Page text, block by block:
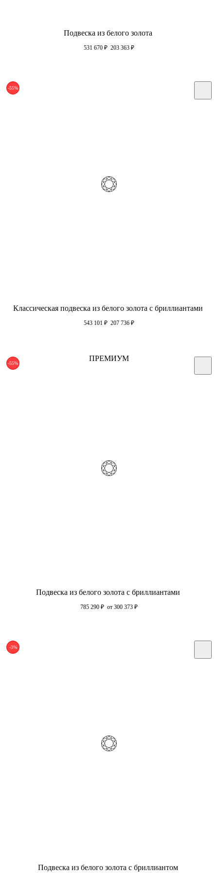
Подвеска из белого золота
531 670 ₽ 203 363 ₽
-55%
Классическая подвеска из белого золота с бриллиантами
543 101 ₽ 207 736 ₽
-55%
ПРЕМИУМ
Подвеска из белого золота с бриллиантами
785 290 ₽ от 300 373 ₽
-3%
Подвеска из белого золота с бриллиантом